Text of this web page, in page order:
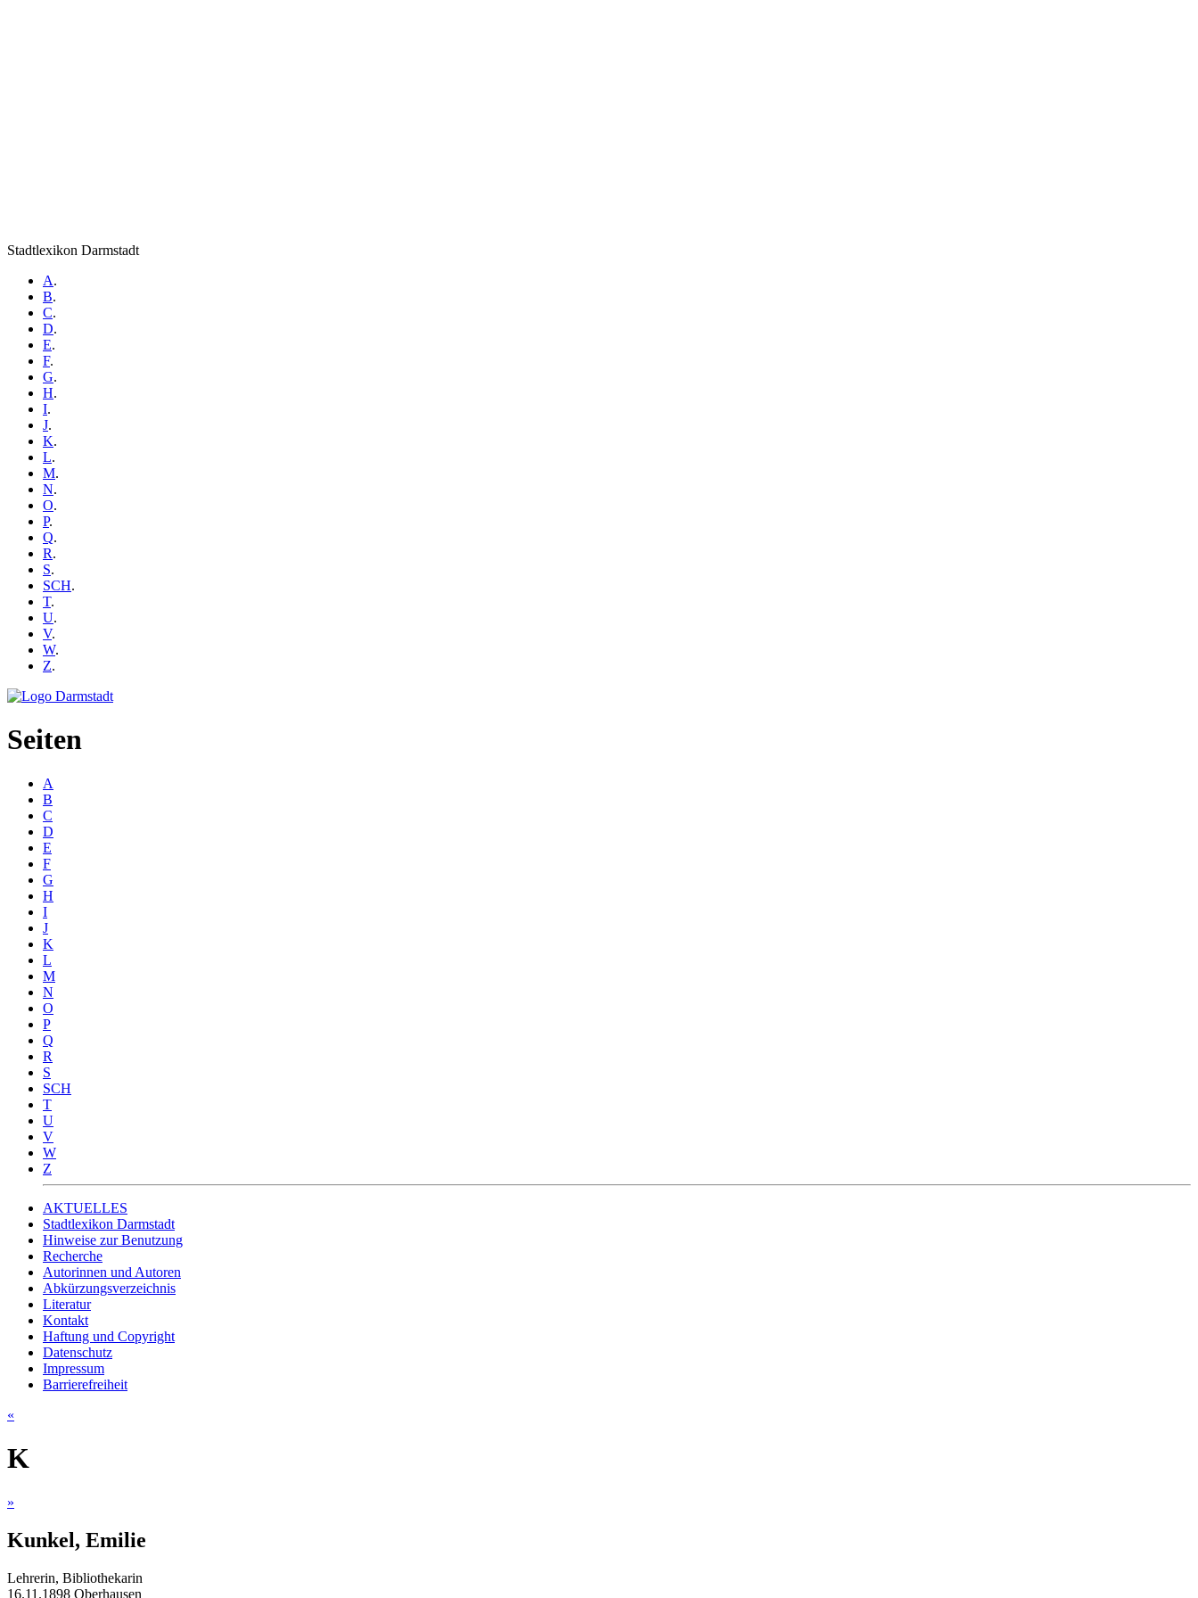
Stadtlexikon Darmstadt
A.
B.
C.
D.
E.
F.
G.
H.
I.
J.
K.
L.
M.
N.
O.
P.
Q.
R.
S.
SCH.
T.
U.
V.
W.
Z.
Seiten
A
B
C
D
E
F
G
H
I
J
K
L
M
N
O
P
Q
R
S
SCH
T
U
V
W
Z
AKTUELLES
Stadtlexikon Darmstadt
Hinweise zur Benutzung
Recherche
Autorinnen und Autoren
Abkürzungsverzeichnis
Literatur
Kontakt
Haftung und Copyright
Datenschutz
Impressum
Barrierefreiheit
«
K
»
Kunkel, Emilie
Lehrerin, Bibliothekarin
16.11.1898 Oberhausen